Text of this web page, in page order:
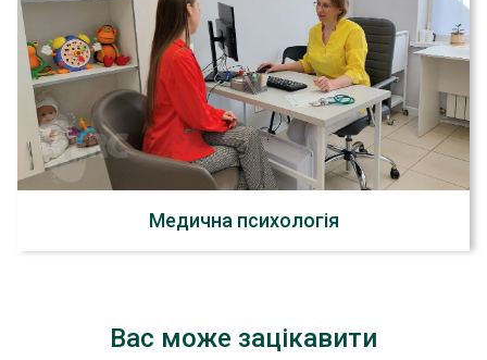
Медична психологія
Вас може зацікавити